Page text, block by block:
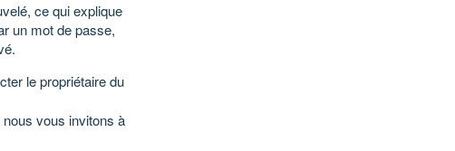
ce qui explique
un mot de passe,
le propriétaire du
vous invitons à